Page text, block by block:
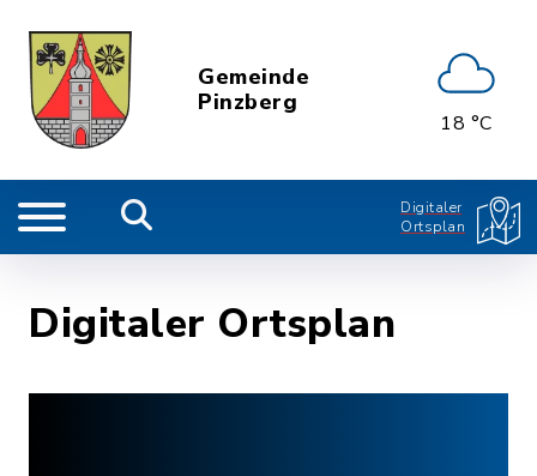
Gemeinde
Pinzberg
18 °C
Digitaler
Ortsplan
Digitaler Ortsplan